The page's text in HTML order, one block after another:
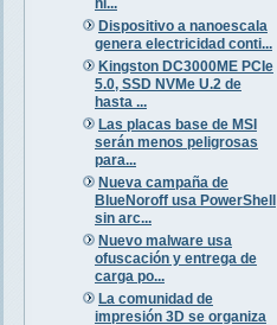
Dispositivo a nanoescala
genera electricidad conti...
Kingston DC3000ME PCIe
5.0, SSD NVMe U.2 de
hasta ...
Las placas base de MSI
serán menos peligrosas
para...
Nueva campaña de
BlueNoroff usa PowerShell
sin arc...
Nuevo malware usa
ofuscación y entrega de
carga po...
La comunidad de
impresión 3D se organiza